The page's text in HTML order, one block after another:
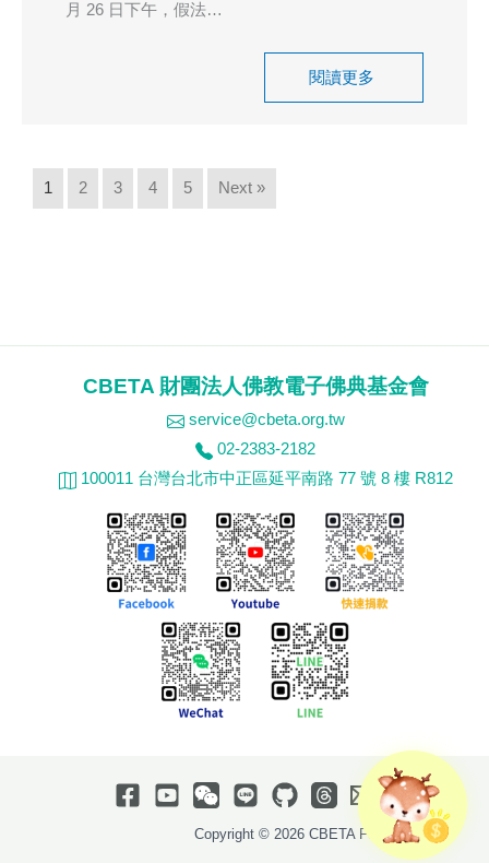
月 26 日下午，假法…
閱讀更多
1 2 3 4 5 Next »
CBETA 財團法人佛教電子佛典基金會
service@cbeta.org.tw
02-2383-2182
100011 台灣台北市中正區延平南路 77 號 8 樓 R812
Copyright © 2026 CBETA Foundation